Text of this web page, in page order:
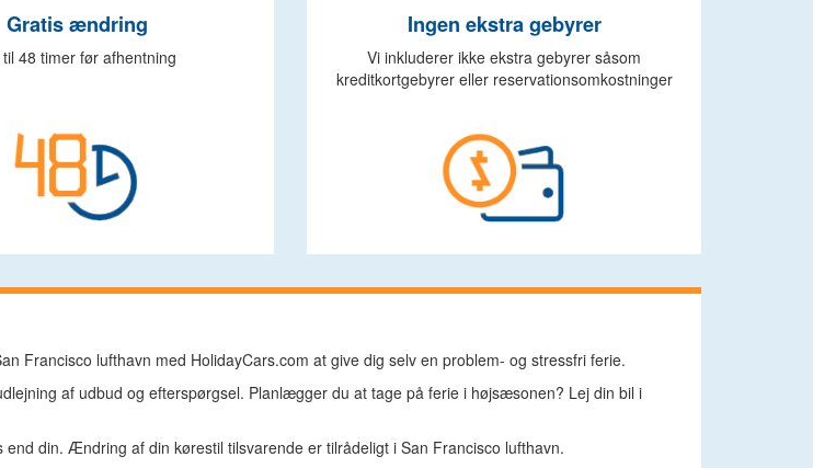
Gratis ændring
48 timer før afhentning
Ingen ekstra gebyrer
Vi inkluderer ikke ekstra gebyrer såsom
kreditkortgebyrer eller reservationsomkostninger
Francisco lufthavn med HolidayCars.com at give dig selv en problem- og stressfri ferie.
af udbud og efterspørgsel. Planlægger du at tage på ferie i højsæsonen? Lej din bil i
din. Ændring af din kørestil tilsvarende er tilrådeligt i San Francisco lufthavn.